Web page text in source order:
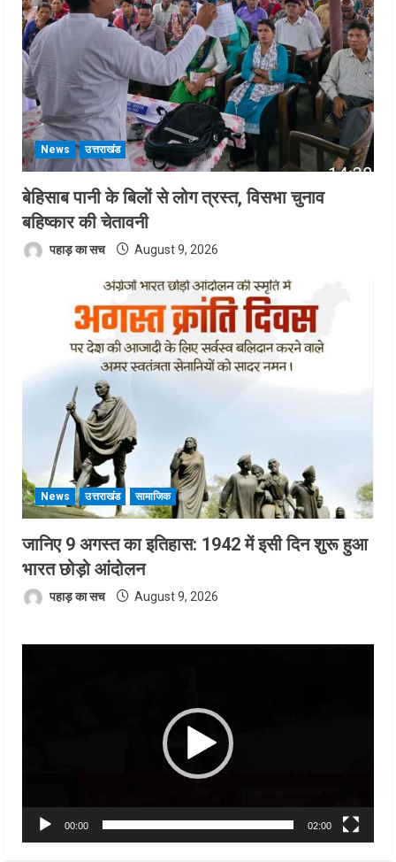
News उत्तराखंड
बेहिसाब पानी के बिलों से लोग त्रस्त, विसभा चुनाव
बहिष्कार की चेतावनी
पहाड़ का सच August 9, 2026
News उत्तराखंड सामाजिक
जानिए 9 अगस्त का इतिहास: 1942 में इसी दिन शुरू हुआ
भारत छोड़ो आंदोलन
पहाड़ का सच August 9, 2026
00:00 02:00